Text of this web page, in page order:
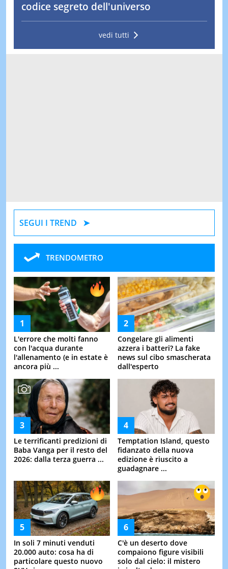
codice segreto dell'universo
vedi tutti
SEGUI I TREND
TRENDOMETRO
L'errore che molti fanno
con l'acqua durante
l'allenamento (e in estate è
ancora più ...
Congelare gli alimenti
azzera i batteri? La fake
news sul cibo smascherata
dall'esperto
Le terrificanti predizioni di
Baba Vanga per il resto del
2026: dalla terza guerra ...
Temptation Island, questo
fidanzato della nuova
edizione è riuscito a
guadagnare ...
In soli 7 minuti venduti
20.000 auto: cosa ha di
particolare questo nuovo
C'è un deserto dove
compaiono figure visibili
solo dal cielo: il mistero